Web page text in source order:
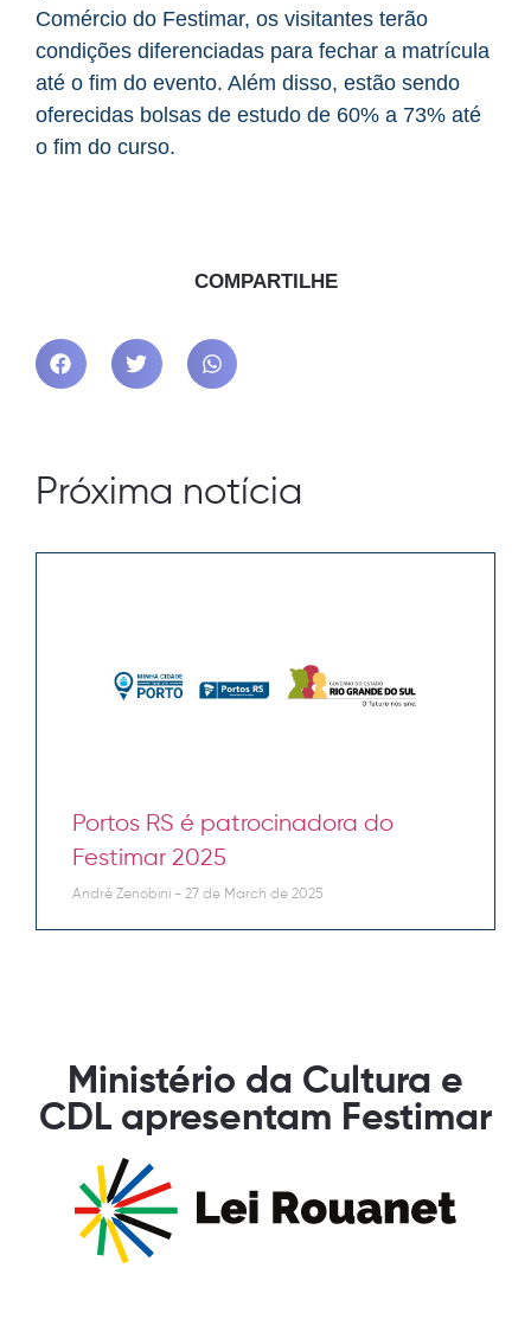
Comércio do Festimar, os visitantes terão
condições diferenciadas para fechar a matrícula
até o fim do evento. Além disso, estão sendo
oferecidas bolsas de estudo de 60% a 73% até
o fim do curso.
COMPARTILHE
Próxima notícia
Portos RS é patrocinadora do
Festimar 2025
André Zenobini 27 de March de 2025
Ministério da Cultura e
CDL apresentam Festimar